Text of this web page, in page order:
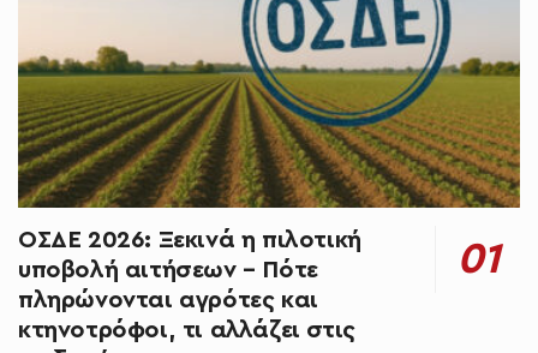
ΟΣΔΕ 2026: Ξεκινά η πιλοτική
υποβολή αιτήσεων – Πότε
πληρώνονται αγρότες και
κτηνοτρόφοι, τι αλλάζει στις